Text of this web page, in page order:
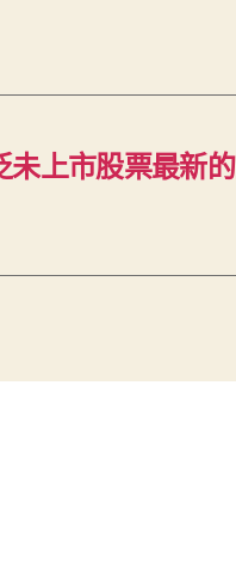
上市股票最新